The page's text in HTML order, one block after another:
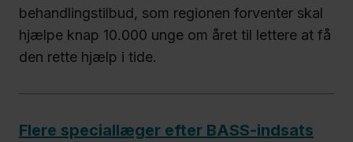
behandlingstilbud, som regionen forventer skal
hjælpe knap 10.000 unge om året til lettere at få
den rette hjælp i tide.
Flere speciallæger efter BASS-indsats